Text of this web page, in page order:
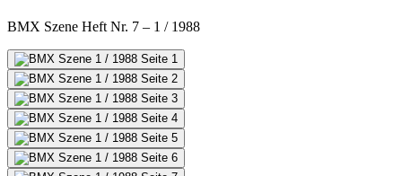
BMX Szene Heft Nr. 7 – 1 / 1988